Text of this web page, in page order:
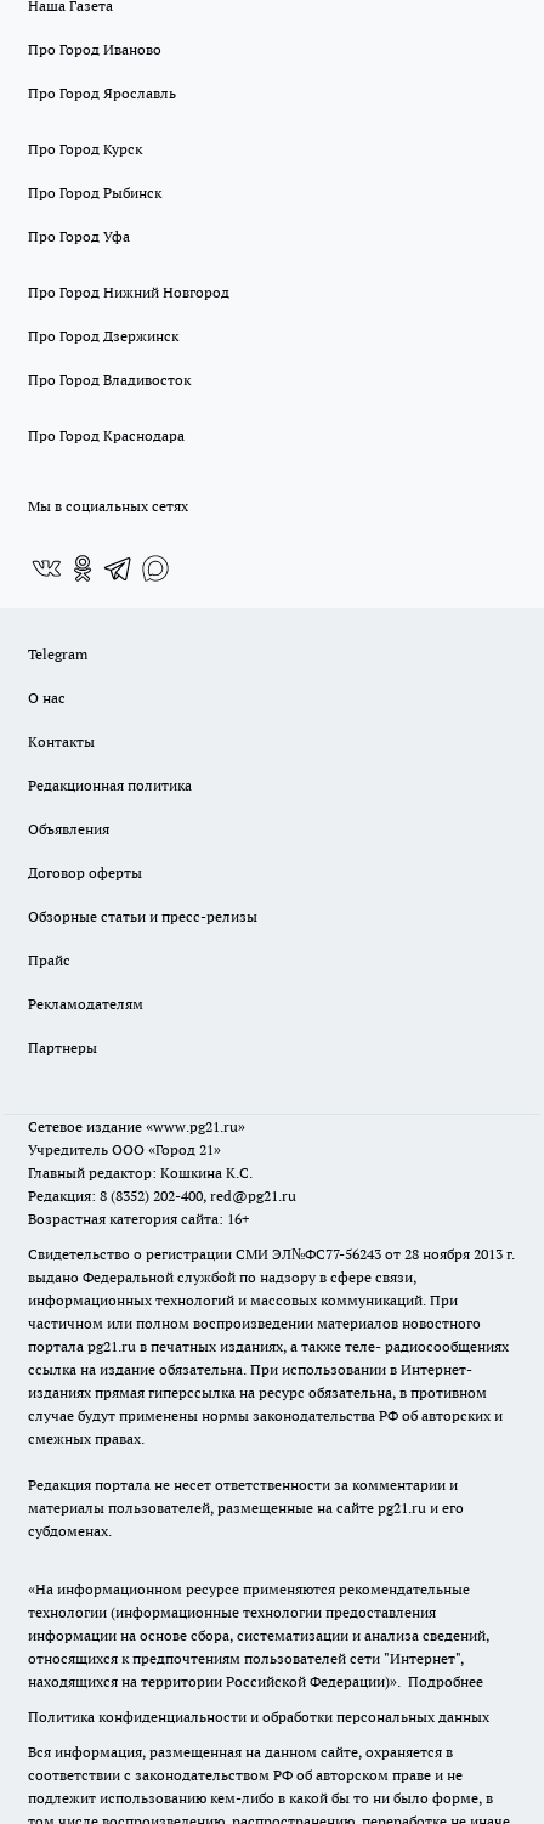
Наша Газета
Про Город Иваново
Про Город Ярославль
Про Город Курск
Про Город Рыбинск
Про Город Уфа
Про Город Нижний Новгород
Про Город Дзержинск
Про Город Владивосток
Про Город Краснодара
Мы в социальных сетях
Telegram
О нас
Контакты
Редакционная политика
Объявления
Договор оферты
Обзорные статьи и пресс-релизы
Прайс
Рекламодателям
Партнеры
Сетевое издание «www.pg21.ru»
Учредитель ООО «Город 21»
Главный редактор: Кошкина К.С.
Редакция: 8 (8352) 202-400, red@pg21.ru
Возрастная категория сайта: 16+
Свидетельство о регистрации СМИ ЭЛ№ФС77-56243 от 28 ноября 2013 г.
выдано Федеральной службой по надзору в сфере связи,
информационных технологий и массовых коммуникаций. При
частичном или полном воспроизведении материалов новостного
портала pg21.ru в печатных изданиях, а также теле- радиосообщениях
ссылка на издание обязательна. При использовании в Интернет-
изданиях прямая гиперссылка на ресурс обязательна, в противном
случае будут применены нормы законодательства РФ об авторских и
смежных правах.
Редакция портала не несет ответственности за комментарии и
материалы пользователей, размещенные на сайте pg21.ru и его
субдоменах.
«На информационном ресурсе применяются рекомендательные
технологии (информационные технологии предоставления
информации на основе сбора, систематизации и анализа сведений,
относящихся к предпочтениям пользователей сети "Интернет",
находящихся на территории Российской Федерации)». Подробнее
Политика конфиденциальности и обработки персональных данных
Вся информация, размещенная на данном сайте, охраняется в
соответствии с законодательством РФ об авторском праве и не
подлежит использованию кем-либо в какой бы то ни было форме, в